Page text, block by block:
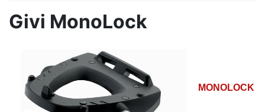
Givi MonoLock
MONOLOCK